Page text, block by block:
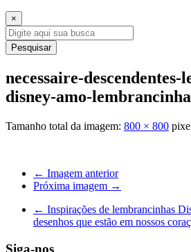
×
Pesquisar
necessaire-
disney-amo-
Tamanho total da imagem: 800 × 800
← Imagem anterior
Próxima imagem →
← Inspirações de lembrancinhas
desenhos que estão em nossos
Siga-nos